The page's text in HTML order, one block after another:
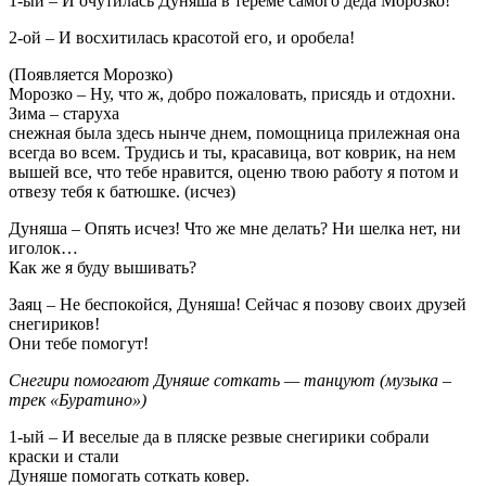
2-ой – И восхитилась красотой его, и оробела!
(Появляется Морозко)
Морозко – Ну, что ж, добро пожаловать, присядь и отдохни.
Зима – старуха
снежная была здесь нынче днем, помощница прилежная она
всегда во всем. Трудись и ты, красавица, вот коврик, на нем
вышей все, что тебе нравится, оценю твою работу я потом и
отвезу тебя к батюшке. (исчез)
Дуняша – Опять исчез! Что же мне делать? Ни шелка нет, ни
иголок…
Как же я буду вышивать?
Заяц – Не беспокойся, Дуняша! Сейчас я позову своих друзей
снегириков!
Они тебе помогут!
Снегири помогают Дуняше соткать — танцуют (музыка –
трек «Буратино»)
1-ый – И веселые да в пляске резвые снегирики собрали
краски и стали
Дуняше помогать соткать ковер.